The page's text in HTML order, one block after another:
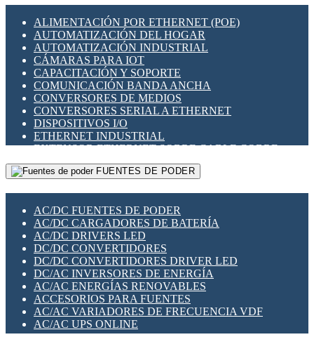
SENSORES INDUCTIVOS
TEMPORIZADORES
VARIACS
VARIADORES DE FRECUENCIA [VDF]
SECCIONADORES - INTERRUPTORES
MAQUINARIA
HERRAMIENTAS VARIAS
ILUMINACIÓN LED
INTERRUPTORES REED
INTERFACES DE RELÉ
OTROS RELÉS
PROTECCIÓN TÉRMICA
RELÉS AUTOMOTRICES
RELÉS DE SEÑAL
RELÉS DE ESTADO SÓLIDO SSR
RELÉS INDUSTRIALES
RELÉS MINIATURA DE POTENCIA
SENSORES MAGNÉTICOS
SWITCH Y MICROSWITCH
TARJETAS PI
UNIÓN Y DERIVACIÓN DE CABLE
ALIMENTACIÓN POR ETHERNET (POE)
AUTOMATIZACIÓN DEL HOGAR
AUTOMATIZACIÓN INDUSTRIAL
CÁMARAS PARA IOT
CAPACITACIÓN Y SOPORTE
COMUNICACIÓN BANDA ANCHA
CONVERSORES DE MEDIOS
CONVERSORES SERIAL A ETHERNET
DISPOSITIVOS I/O
ETHERNET INDUSTRIAL
EXTENSOR ETHERNET SOBRE CABLE COBRE
GATEWAY LORAWAN
GESTIÓN DE REDES
PLACAS MODULARES IOT
SWITCHES Y REDES WIFI
SOLUCIONES IOT
SOLUCIONES LORAWAN
SOLUCIONES RED CELULAR
SEGURIDAD PARA REDES
SWITCHES LAN
TELEFONÍA IP (VOIP)
VIGILANCIA IP (CCTV)
MESHTASTIC
FUENTES DE PODER
AC/DC FUENTES DE PODER
AC/DC CARGADORES DE BATERÍA
AC/DC DRIVERS LED
DC/DC CONVERTIDORES
DC/DC CONVERTIDORES DRIVER LED
DC/AC INVERSORES DE ENERGÍA
AC/AC ENERGÍAS RENOVABLES
ACCESORIOS PARA FUENTES
AC/AC VARIADORES DE FRECUENCIA VDF
AC/AC UPS ONLINE